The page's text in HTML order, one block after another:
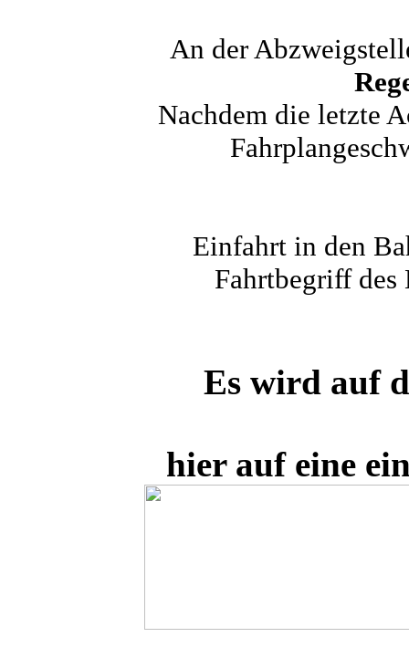
An der
Nachdem die letzte
Einfahrt in den
Fahrtbegriff des
Es wird auf
hier auf eine